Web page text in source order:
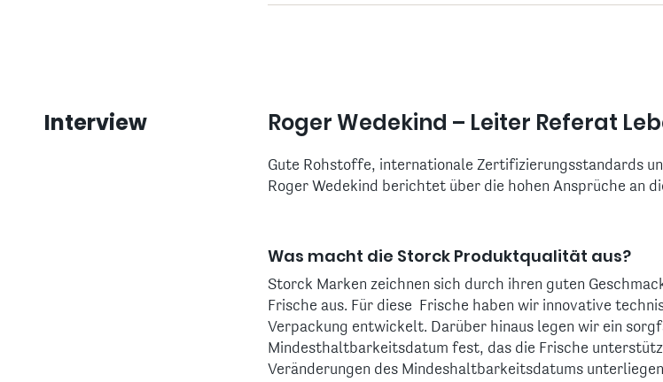
Interview Roger Wedekind – Leiter Referat
Gute Rohstoffe, internationale Zertifizierungsstandards
Roger Wedekind berichtet über die hohen Ansprüche an
Was macht die Storck Produktqualität aus?
Storck Marken zeichnen sich durch ihren guten
Frische aus. Für diese Frische haben wir innovative
Verpackung entwickelt. Darüber hinaus legen wir ein
Mindesthaltbarkeitsdatum fest, das die Frische
Veränderungen des Mindeshaltbarkeitsdatums